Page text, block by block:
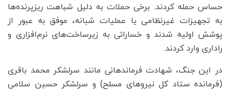
حساس حمله کردند. برخی حملات به دلیل شباهت ریزپرنده‌ها
به تجهیزات غیرنظامی یا عملیات شبانه، موفق به عبور از
پوشش اولیه شدند و خساراتی به زیرساخت‌های نرم‌افزاری و
راداری وارد کردند.
در این جنگ، شهادت فرماندهانی مانند سرلشکر محمد باقری
(فرمانده ستاد کل نیروهای مسلح) و سرلشکر حسین سلامی